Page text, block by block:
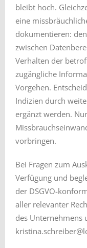
bleibt hoch.
eine
dokumentieren:
zwischen
Verhalten der
zugängliche
Vorgehen.
Indizien durch
ergänzt werden.
vorbringen.
Bei Fragen zum
Verfügung und
der DSGVO-
aller relevanter
des Unternehmens